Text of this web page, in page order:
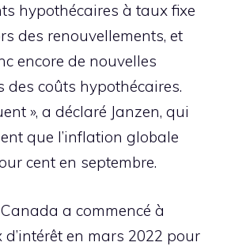
hypothécaires à taux fixe
des renouvellements, et
encore de nouvelles
coûts hypothécaires.
», a déclaré Janzen, qui
que l’inflation globale
cent en septembre.
a commencé à
d’intérêt en mars 2022 pour